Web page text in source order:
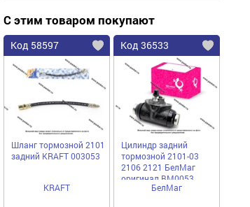
С этим товаром покупают
Код 58597
Шланг тормозной 2101
задний KRAFT 003053
KRAFT
Код 36533
Цилиндр задний
тормозной 2101-03
2106 2121 БелМаг
оригинал BM0053
БелМаг